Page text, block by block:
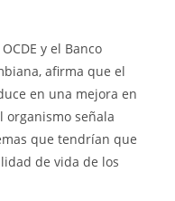
y el Banco
afirma que el
en una mejora en
organismo señala
que tendrían que
de vida de los